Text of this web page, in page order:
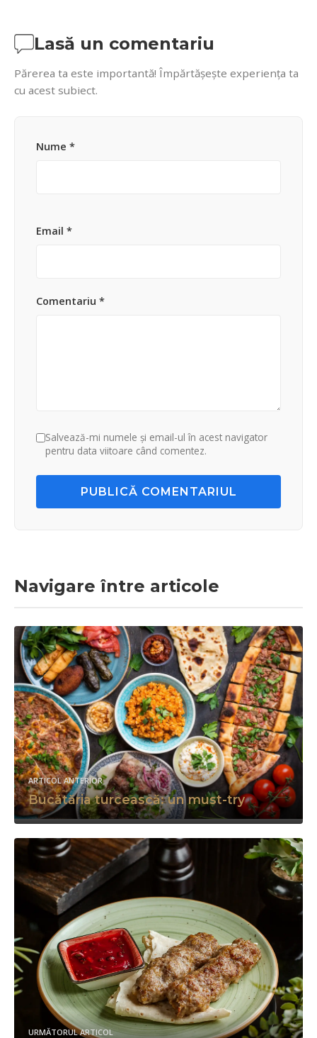
Lasă un comentariu
Părerea ta este importantă! Împărtășește experiența ta
cu acest subiect.
Nume *
Email *
Comentariu *
Salvează-mi numele și email-ul în acest navigator
pentru data viitoare când comentez.
PUBLICĂ COMENTARIUL
Navigare între articole
ARTICOL ANTERIOR
Bucătăria turcească: un must-try
URMĂTORUL ARTICOL